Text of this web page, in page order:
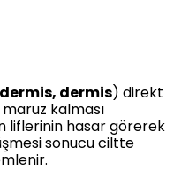
dermis) direkt
maruz kalması
liflerinin hasar görerek
sonucu ciltte